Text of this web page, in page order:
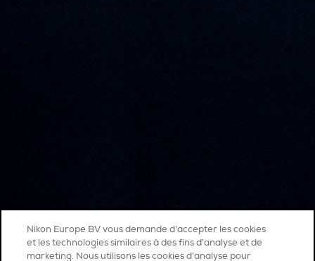
Nikon Europe BV vous demande d'accepter les cookies
et les technologies similaires à des fins d'analyse et de
marketing. Nous utilisons les cookies d’analyse pour